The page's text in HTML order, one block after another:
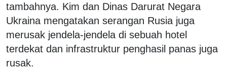
tambahnya. Kim dan Dinas Darurat Negara
Ukraina mengatakan serangan Rusia juga
merusak jendela-jendela di sebuah hotel
terdekat dan infrastruktur penghasil panas juga
rusak.